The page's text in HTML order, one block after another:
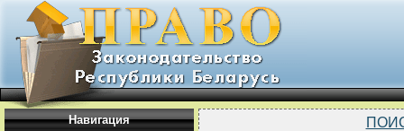
Навигация